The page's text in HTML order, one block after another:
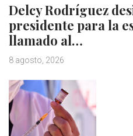
Delcy Rodríguez
presidente para la
llamado al…
8 agosto, 2026